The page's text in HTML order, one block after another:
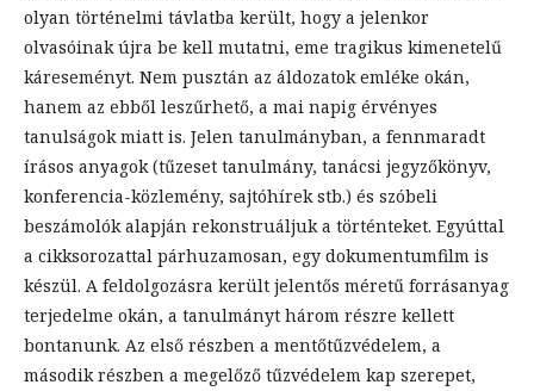
olyan történelmi távlatba került, hogy a jelenkor
olvasóinak újra be kell mutatni, eme tragikus kimenetelű
káreseményt. Nem pusztán az áldozatok emléke okán,
hanem az ebből leszűrhető, a mai napig érvényes
tanulságok miatt is. Jelen tanulmányban, a fennmaradt
írásos anyagok (tűzeset tanulmány, tanácsi jegyzőkönyv,
konferencia-közlemény, sajtóhírek stb.) és szóbeli
beszámolók alapján rekonstruáljuk a történteket. Egyúttal
a cikksorozattal párhuzamosan, egy dokumentumfilm is
készül. A feldolgozásra került jelentős méretű forrásanyag
terjedelme okán, a tanulmányt három részre kellett
bontanunk. Az első részben a mentőtűzvédelem, a
második részben a megelőző tűzvédelem kap szerepet,